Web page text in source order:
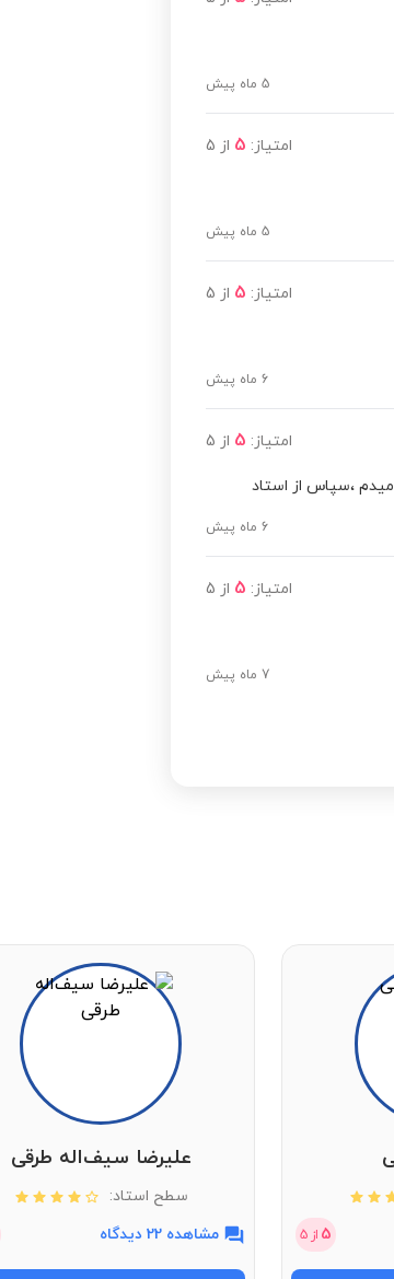
5 ماه پیش
امتیاز: 5 از 5
5 ماه پیش
امتیاز: 5 از 5
6 ماه پیش
امتیاز: 5 از 5
،سپاس از استاد
6 ماه پیش
امتیاز: 5 از 5
7 ماه پیش
5 از 5
علیرضا سیف‌اله طرقی
سطح استاد:
مشاهده 22 دیدگاه